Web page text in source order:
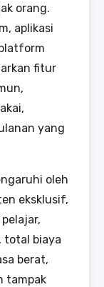
orang.
aplikasi
fitur
yang
oleh
eksklusif,
total biaya
berat,
tampak